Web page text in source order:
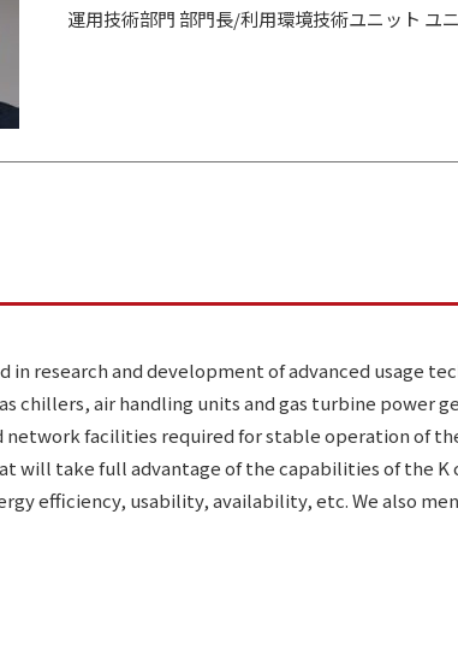
運用技術部門 部門長/利用環境技術ユニット ユ
in research and development of advanced usage
chillers, air handling units and gas turbine power
facilities required for stable operation of
take full advantage of the capabilities of the K
efficiency, usability, availability, etc. We also